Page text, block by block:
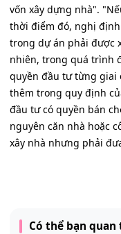
vốn xây dựng nhà".
thời điểm đó, nghị
trong dự án phải được
nhiên, trong quá trình
quyền đầu tư từng giai
thêm trong quy định
đầu tư có quyền bán
nguyên căn nhà hoặc
xây nhà nhưng phải
Có thể bạn quan